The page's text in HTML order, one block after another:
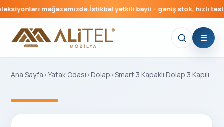
mağazamızda.İstikbal yetkili bayii – geniş stok, hızlı
Ana Sayfa ›Yatak Odası ›Dolap ›Smart 3 Kapaklı Dolap 3 Kapılı